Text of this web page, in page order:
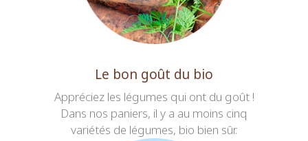
Le bon goût du bio
Appréciez les légumes qui ont du goût !
Dans nos paniers, il y a au moins cinq
variétés de légumes, bio bien sûr.